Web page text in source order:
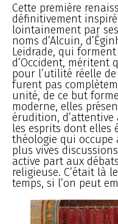
Cette première
définitivement
lointainement par
noms d’Alcuin,
Leidrade, qui
d’Occident, méritent
pour l’utilité réelle
furent pas
unité, de ce but
moderne, elles
érudition,
les esprits dont elles
théologie qui occupe
plus vives
active part aux
religieuse. C’était là
temps, si l’on peut